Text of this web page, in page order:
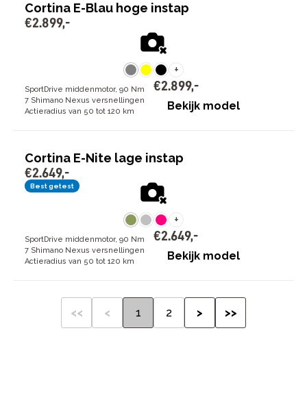
Cortina E-Blau hoge instap
€2.899,-
+
SportDrive middenmotor, 90 Nm
7 Shimano Nexus versnellingen
Actieradius van 50 tot 120 km
€2.899,-
Bekijk model
Cortina E-Nite lage instap
€2.649,-
Best getest
+
SportDrive middenmotor, 90 Nm
7 Shimano Nexus versnellingen
Actieradius van 50 tot 120 km
€2.649,-
Bekijk model
<< < 1 2 > >>